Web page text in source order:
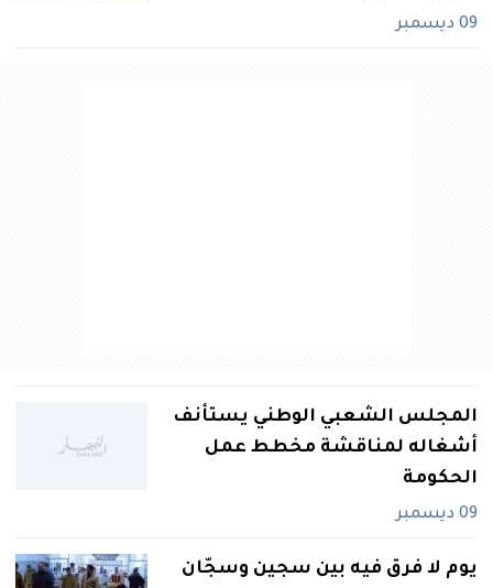
09 ديسمبر
المجلس الشعبي الوطني يستأنف
أشغاله لمناقشة مخطط عمل
الحكومة
09 ديسمبر
يوم لا فرق فيه بين سجين وسجّان